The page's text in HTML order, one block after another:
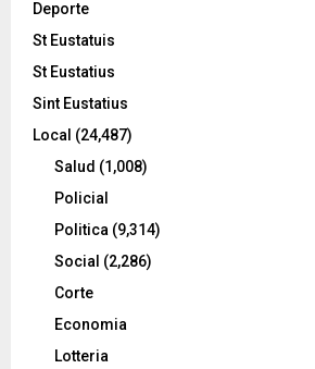
Deporte
St Eustatuis
St Eustatius
Sint Eustatius
Local (24,487)
Salud (1,008)
Policial
Politica (9,314)
Social (2,286)
Corte
Economia
Lotteria